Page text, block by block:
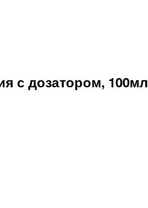
с дозатором, 100мл